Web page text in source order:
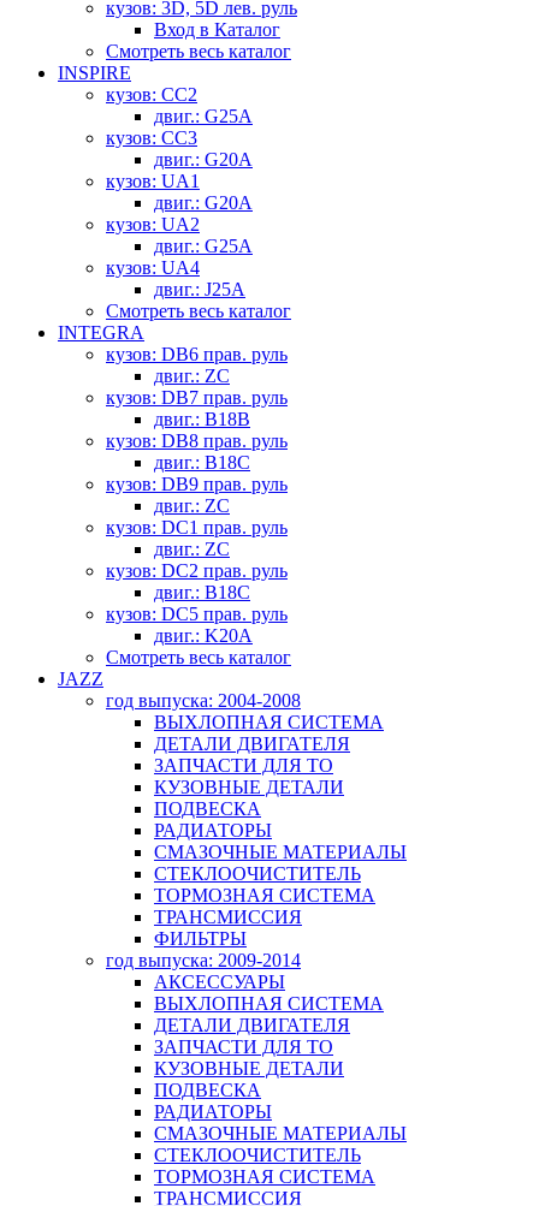
кузов: 3D, 5D лев. руль
Вход в Каталог
Смотреть весь каталог
INSPIRE
кузов: CC2
двиг.: G25A
кузов: CC3
двиг.: G20A
кузов: UA1
двиг.: G20A
кузов: UA2
двиг.: G25A
кузов: UA4
двиг.: J25A
Смотреть весь каталог
INTEGRA
кузов: DB6 прав. руль
двиг.: ZC
кузов: DB7 прав. руль
двиг.: B18B
кузов: DB8 прав. руль
двиг.: B18C
кузов: DB9 прав. руль
двиг.: ZC
кузов: DC1 прав. руль
двиг.: ZC
кузов: DC2 прав. руль
двиг.: B18C
кузов: DC5 прав. руль
двиг.: K20A
Смотреть весь каталог
JAZZ
год выпуска: 2004-2008
ВЫХЛОПНАЯ СИСТЕМА
ДЕТАЛИ ДВИГАТЕЛЯ
ЗАПЧАСТИ ДЛЯ ТО
КУЗОВНЫЕ ДЕТАЛИ
ПОДВЕСКА
РАДИАТОРЫ
СМАЗОЧНЫЕ МАТЕРИАЛЫ
СТЕКЛООЧИСТИТЕЛЬ
ТОРМОЗНАЯ СИСТЕМА
ТРАНСМИССИЯ
ФИЛЬТРЫ
год выпуска: 2009-2014
АКСЕССУАРЫ
ВЫХЛОПНАЯ СИСТЕМА
ДЕТАЛИ ДВИГАТЕЛЯ
ЗАПЧАСТИ ДЛЯ ТО
КУЗОВНЫЕ ДЕТАЛИ
ПОДВЕСКА
РАДИАТОРЫ
СМАЗОЧНЫЕ МАТЕРИАЛЫ
СТЕКЛООЧИСТИТЕЛЬ
ТОРМОЗНАЯ СИСТЕМА
ТРАНСМИССИЯ